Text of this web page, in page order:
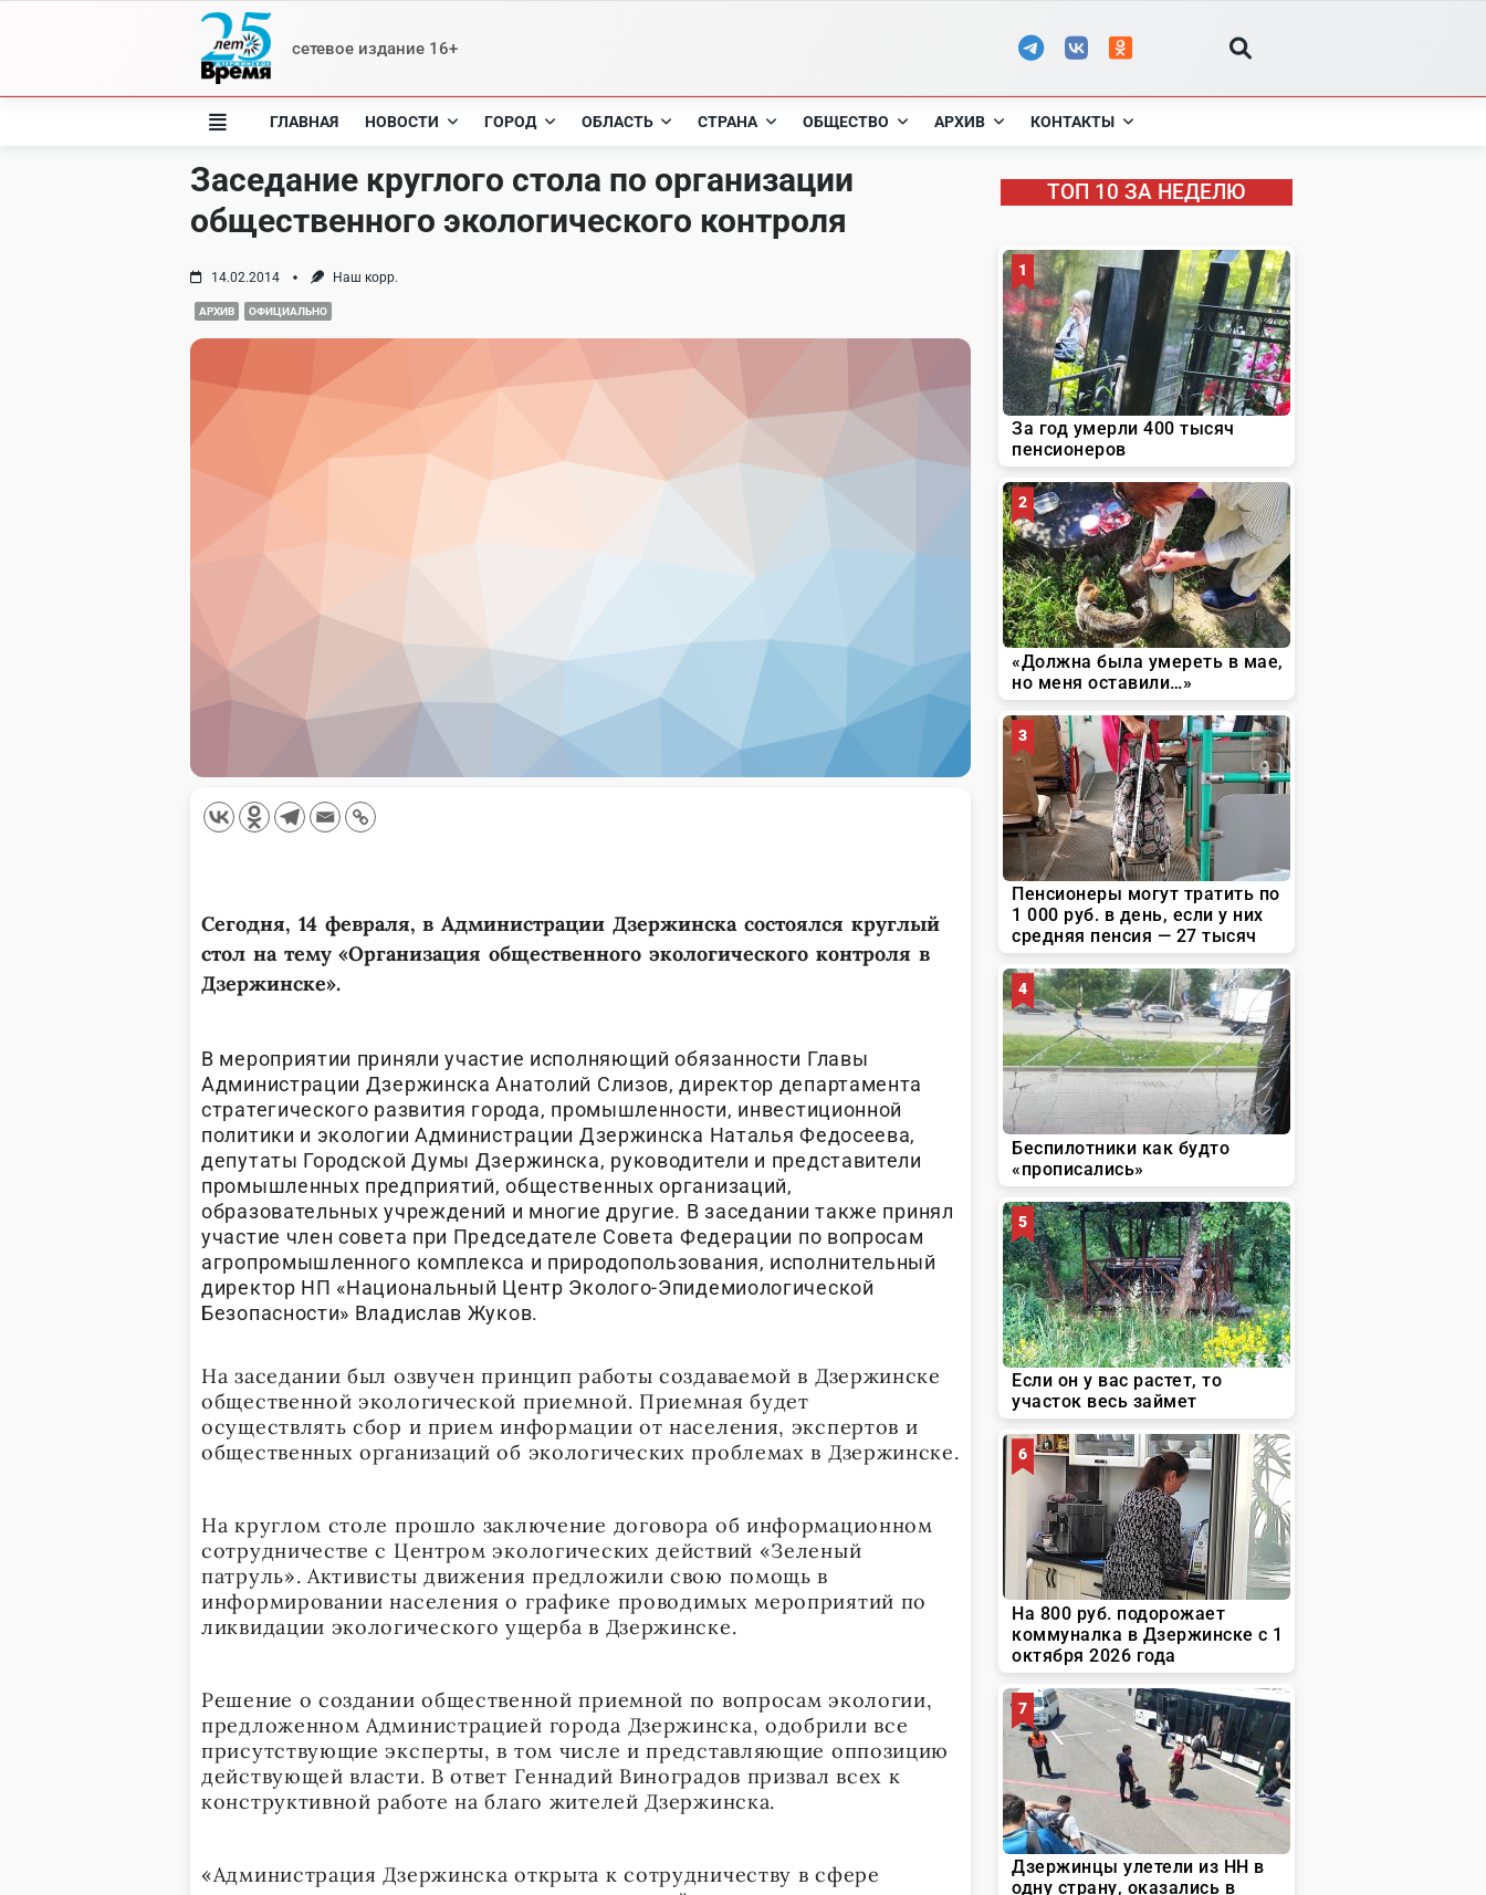
сетевое издание 16+
ГЛАВНАЯ НОВОСТИ ГОРОД ОБЛАСТЬ СТРАНА ОБЩЕСТВО АРХИВ КОНТАКТЫ
Заседание круглого стола по организации
общественного экологического контроля
14.02.2014 Наш корр.
АРХИВ ОФИЦИАЛЬНО
Сегодня, 14 февраля, в Администрации Дзержинска состоялся круглый
стол на тему «Организация общественного экологического контроля в
Дзержинске».
В мероприятии приняли участие исполняющий обязанности Главы
Администрации Дзержинска Анатолий Слизов, директор департамента
стратегического развития города, промышленности, инвестиционной
политики и экологии Администрации Дзержинска Наталья Федосеева,
депутаты Городской Думы Дзержинска, руководители и представители
промышленных предприятий, общественных организаций,
образовательных учреждений и многие другие. В заседании также принял
участие член совета при Председателе Совета Федерации по вопросам
агропромышленного комплекса и природопользования, исполнительный
директор НП «Национальный Центр Эколого-Эпидемиологической
Безопасности» Владислав Жуков.
На заседании был озвучен принцип работы создаваемой в Дзержинске
общественной экологической приемной. Приемная будет
осуществлять сбор и прием информации от населения, экспертов и
общественных организаций об экологических проблемах в Дзержинске.
На круглом столе прошло заключение договора об информационном
сотрудничестве с Центром экологических действий «Зеленый
патруль». Активисты движения предложили свою помощь в
информировании населения о графике проводимых мероприятий по
ликвидации экологического ущерба в Дзержинске.
Решение о создании общественной приемной по вопросам экологии,
предложенном Администрацией города Дзержинска, одобрили все
присутствующие эксперты, в том числе и представляющие оппозицию
действующей власти. В ответ Геннадий Виноградов призвал всех к
конструктивной работе на благо жителей Дзержинска.
«Администрация Дзержинска открыта к сотрудничеству в сфере
ТОП 10 ЗА НЕДЕЛЮ